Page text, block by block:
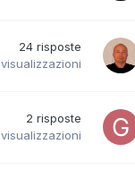
24 risposte
visualizzazioni
2 risposte
visualizzazioni